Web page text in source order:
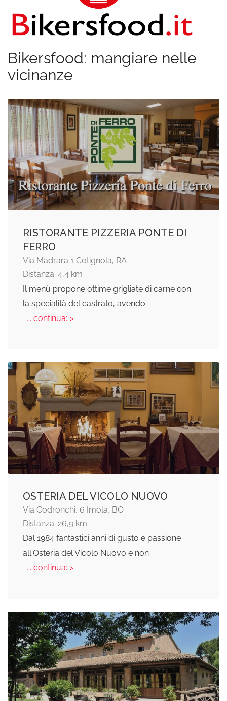
Bikersfood: mangiare nelle
vicinanze
RISTORANTE PIZZERIA PONTE DI
FERRO
Via Madrara 1 Cotignola, RA
Distanza: 4,4 km
Il menù propone ottime grigliate di carne con
la specialità del castrato, avendo
... continua: >
OSTERIA DEL VICOLO NUOVO
Via Codronchi, 6 Imola, BO
Distanza: 26,9 km
Dal 1984 fantastici anni di gusto e passione
all'Osteria del Vicolo Nuovo e non
... continua: >